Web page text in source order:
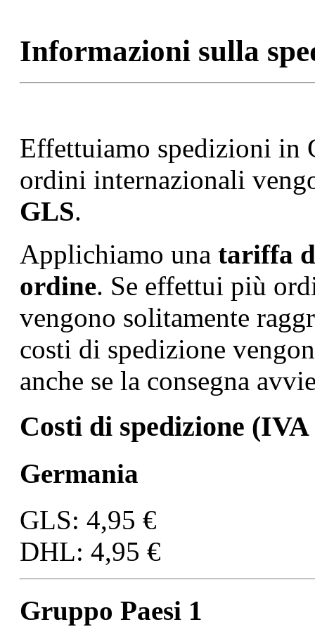
Informazioni sulla
Effettuiamo spedizioni in
ordini internazionali
GLS.
Applichiamo una tariffa
ordine. Se effettui più
vengono solitamente
costi di spedizione
anche se la consegna
Costi di spedizione
Germania
GLS: 4,95 €
DHL: 4,95 €
Gruppo Paesi 1